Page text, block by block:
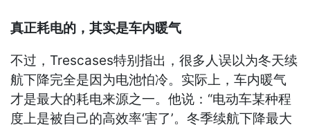
真正耗电的，其实是车内暖气
不过，Trescases特别指出，很多人误以为冬天续
航下降完全是因为电池怕冷。实际上，车内暖气
才是最大的耗电来源之一。他说：“电动车某种程
度上是被自己的高效率‘害了’。冬季续航下降最大